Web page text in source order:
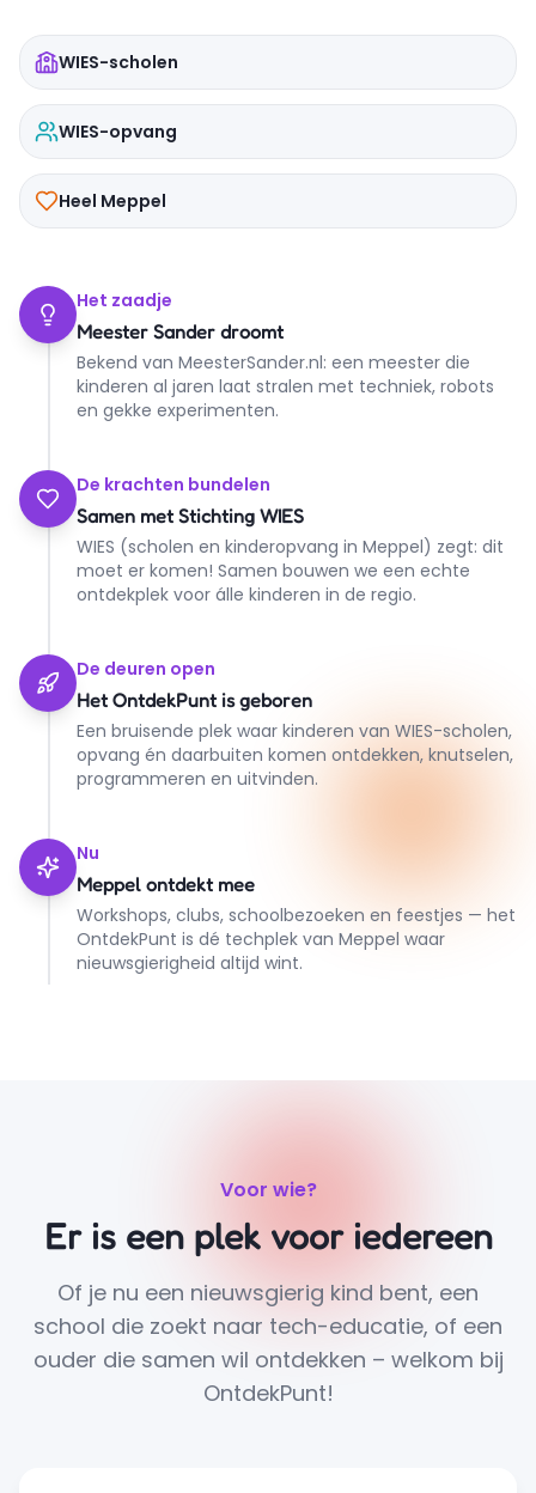
WIES-scholen
WIES-opvang
Heel Meppel
Het zaadje
Meester Sander droomt
Bekend van MeesterSander.nl: een meester die
kinderen al jaren laat stralen met techniek, robots
en gekke experimenten.
De krachten bundelen
Samen met Stichting WIES
WIES (scholen en kinderopvang in Meppel) zegt: dit
moet er komen! Samen bouwen we een echte
ontdekplek voor álle kinderen in de regio.
De deuren open
Het OntdekPunt is geboren
Een bruisende plek waar kinderen van WIES-scholen,
opvang én daarbuiten komen ontdekken, knutselen,
programmeren en uitvinden.
Nu
Meppel ontdekt mee
Workshops, clubs, schoolbezoeken en feestjes — het
OntdekPunt is dé techplek van Meppel waar
nieuwsgierigheid altijd wint.
Voor wie?
Er is een plek voor iedereen
Of je nu een nieuwsgierig kind bent, een
school die zoekt naar tech-educatie, of een
ouder die samen wil ontdekken – welkom bij
OntdekPunt!